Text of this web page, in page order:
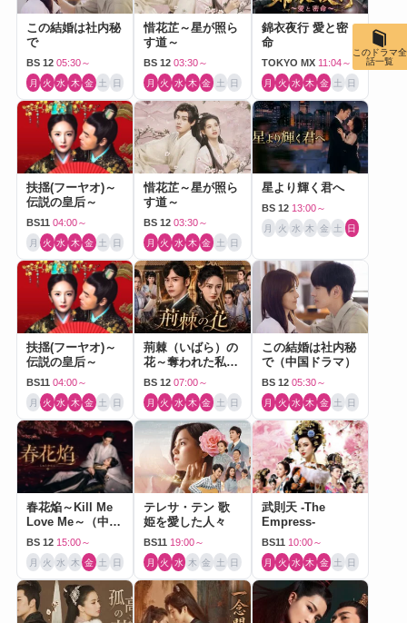
この結婚は社内秘
で
BS 12 05:30～
月 火 水 木 金 土 日
惜花芷～星が照ら
す道～
BS 12 03:30～
月 火 水 木 金 土 日
錦衣夜行 愛と密
命
TOKYO MX 11:04～
月 火 水 木 金 土 日
扶揺(フーヤオ)～
伝説の皇后～
BS11 04:00～
月 火 水 木 金 土 日
惜花芷～星が照ら
す道～
BS 12 03:30～
月 火 水 木 金 土 日
星より輝く君へ
BS 12 13:00～
月 火 水 木 金 土 日
扶揺(フーヤオ)～
伝説の皇后～
BS11 04:00～
月 火 水 木 金 土 日
荊棘（いばら）の
花～奪われた私～
（中国ドラマ）
BS 12 07:00～
月 火 水 木 金 土 日
この結婚は社内秘
で（中国ドラマ）
BS 12 05:30～
月 火 水 木 金 土 日
春花焔～Kill Me
Love Me～（中国
ドラマ）
BS 12 15:00～
月 火 水 木 金 土 日
テレサ・テン 歌
姫を愛した人々
BS11 19:00～
月 火 水 木 金 土 日
武則天 -The
Empress-
BS11 10:00～
月 火 水 木 金 土 日
このドラマ全
話一覧